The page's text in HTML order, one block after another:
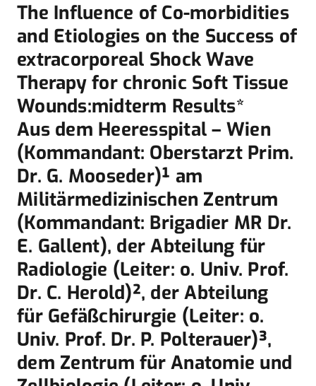
The Influence of Co-morbidities
and Etiologies on the Success of
extracorporeal Shock Wave
Therapy for chronic Soft Tissue
Wounds:midterm Results*
Aus dem Heeresspital – Wien
(Kommandant: Oberstarzt Prim.
Dr. G. Mooseder)¹ am
Militärmedizinischen Zentrum
(Kommandant: Brigadier MR Dr.
E. Gallent), der Abteilung für
Radiologie (Leiter: o. Univ. Prof.
Dr. C. Herold)², der Abteilung
für Gefäßchirurgie (Leiter: o.
Univ. Prof. Dr. P. Polterauer)³,
dem Zentrum für Anatomie und